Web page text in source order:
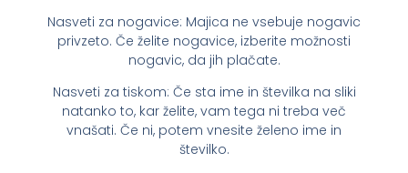
Nasveti za nogavice: Majica ne vsebuje nogavic
privzeto. Če želite nogavice, izberite možnosti
nogavic, da jih plačate.
Nasveti za tiskom: Če sta ime in številka na sliki
natanko to, kar želite, vam tega ni treba več
vnašati. Če ni, potem vnesite želeno ime in
številko.